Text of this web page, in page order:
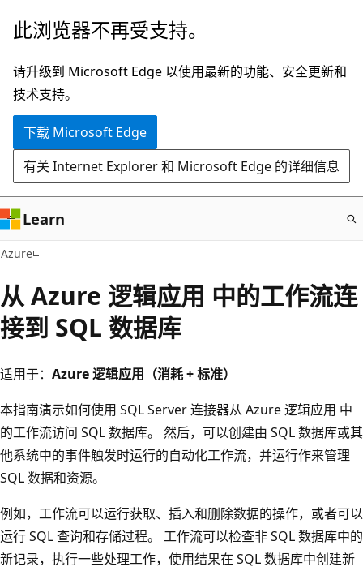
跳
主
要
内
此浏览器不再受支持。
请升级到 Microsoft Edge 以使用最新的功能、安全更新和
技术支持。
下载 Microsoft Edge
有关 Internet Explorer 和 Microsoft Edge 的详细信息
Learn
Azure
从 Azure 逻辑应用 中的工作流连
接到 SQL 数据库
适用于： Azure 逻辑应用（消耗 + 标准）
本指南演示如何使用 SQL Server 连接器从 Azure 逻辑应用 中
的工作流访问 SQL 数据库。 然后，可以创建由 SQL 数据库或其
他系统中的事件触发时运行的自动化工作流，并运行作来管理
SQL 数据和资源。
例如，工作流可以运行获取、插入和删除数据的操作，或者可以
运行 SQL 查询和存储过程。 工作流可以检查非 SQL 数据库中的
新记录，执行一些处理工作，使用结果在 SQL 数据库中创建新